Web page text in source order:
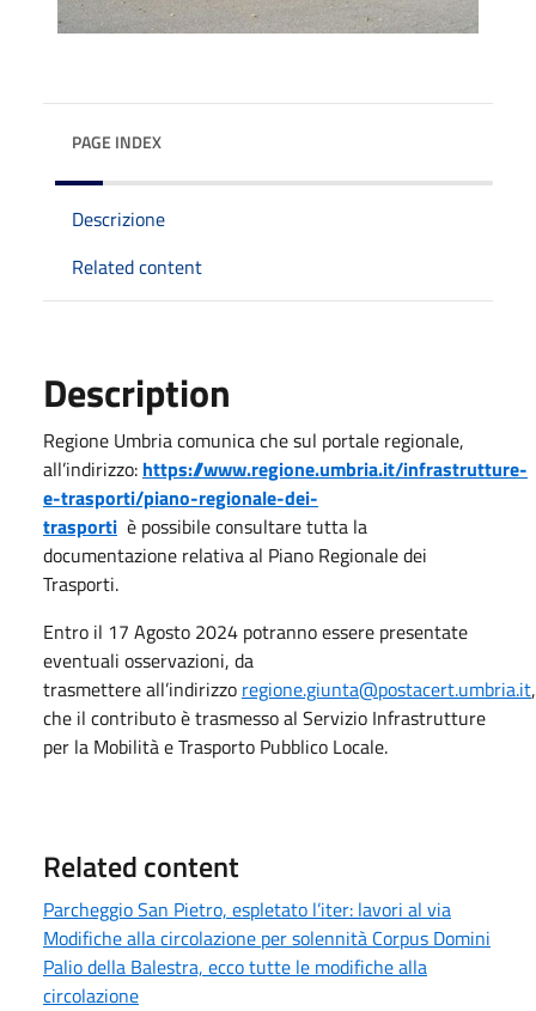
PAGE INDEX
Descrizione
Related content
Description
Regione Umbria comunica che sul portale regionale,
all’indirizzo: https://www.regione.umbria.it/infrastrutture-
e-trasporti/piano-regionale-dei-
trasporti è possibile consultare tutta la
documentazione relativa al Piano Regionale dei
Trasporti.
Entro il 17 Agosto 2024 potranno essere presentate
eventuali osservazioni, da
trasmettere all’indirizzo regione.giunta@postacert.umbria.it
che il contributo è trasmesso al Servizio Infrastrutture
per la Mobilità e Trasporto Pubblico Locale.
Related content
Parcheggio San Pietro, espletato l’iter: lavori al via
Modifiche alla circolazione per solennità Corpus Domini
Palio della Balestra, ecco tutte le modifiche alla
circolazione